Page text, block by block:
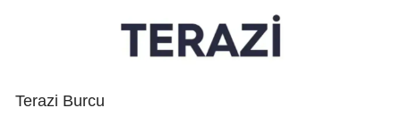
Terazi Burcu